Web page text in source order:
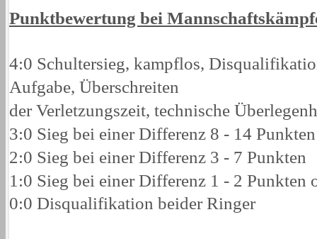
Punktbewertung bei
4:0 Schultersieg, kampflos,
Aufgabe, Überschreiten
der Verletzungszeit, technische
3:0 Sieg bei einer Differenz 8 - 14 Punkten
2:0 Sieg bei einer Differenz 3 - 7 Punkten
1:0 Sieg bei einer Differenz 1 - 2 Punkten
0:0 Disqualifikation beider Ringer